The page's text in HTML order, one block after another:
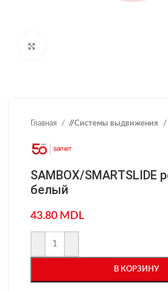
Главная / Системы выдвижения
SAMBOX/SMARTSLIDE
белый
43.80 MDL
В КОРЗИНУ